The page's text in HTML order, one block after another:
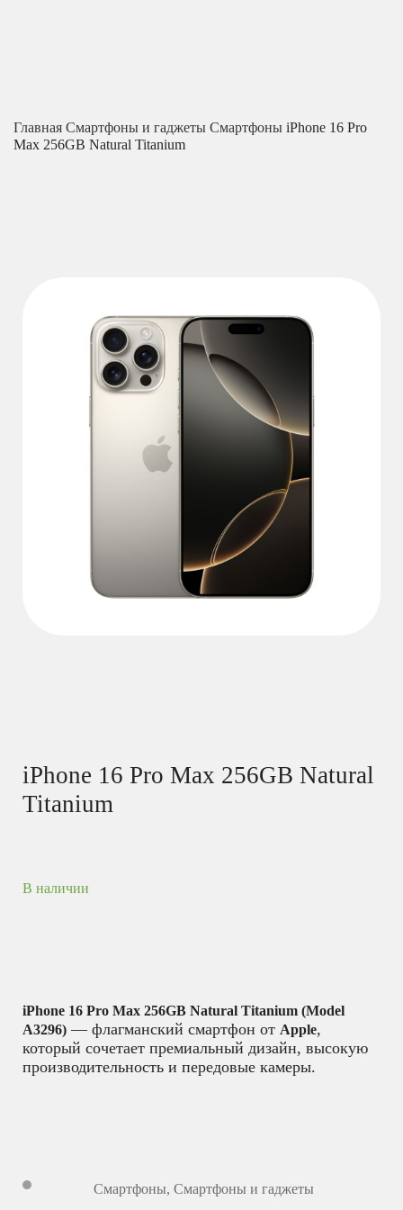
Главная Смартфоны и гаджеты Смартфоны iPhone 16 Pro
Max 256GB Natural Titanium
iPhone 16 Pro Max 256GB Natural
Titanium
В наличии
iPhone 16 Pro Max 256GB Natural Titanium (Model
A3296) — флагманский смартфон от Apple,
который сочетает премиальный дизайн, высокую
производительность и передовые камеры.
Смартфоны, Смартфоны и гаджеты